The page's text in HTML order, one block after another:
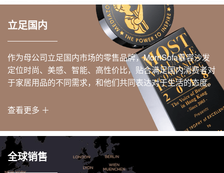
立足国内
作为母公司立足国内市场的零售品牌，MorriSofa慕容沙发
定位时尚、美感、智能、高性价比，贴合满足国内消费者对
于家居用品的不同需求，和他们共同表达对于生活的态度。
查看更多 ＋
全球销售